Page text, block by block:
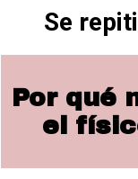
Se
Por qué
el